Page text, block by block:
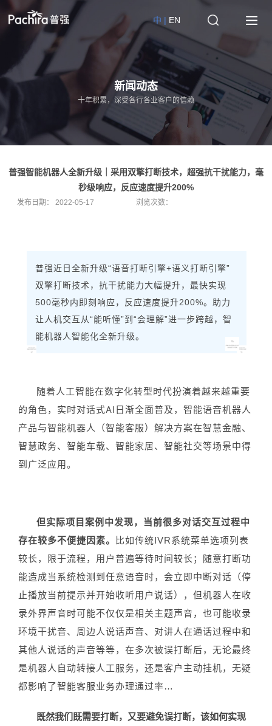
EN
中 |
新闻动态
十年积累，深受各行各业客户的信赖
普强智能机器人全新升级｜采用双擎打断技术，超强抗干扰能力，毫
秒级响应，反应速度提升200%
发布日期： 2022-05-17 浏览次数：
普强近日全新升级“语音打断引擎+语义打断引擎”
双擎打断技术，抗干扰能力大幅提升，最快实现
500毫秒内即刻响应，反应速度提升200%。助力
让人机交互从“能听懂”到“会理解”进一步跨越，智
能机器人智能化全新升级。
随着人工智能在数字化转型时代扮演着越来越重要
的角色，实时对话式AI日渐全面普及，智能语音机器人
产品与智能机器人（智能客服）解决方案在智慧金融、
智慧政务、智能车载、智能家居、智能社交等场景中得
到广泛应用。
但实际项目案例中发现，当前很多对话交互过程中
存在较多不便捷因素。
比如传统IVR系统菜单选项列表
较长，限于流程，用户普遍等待时间较长；随意打断功
能造成当系统检测到任意语音时，会立即中断对话（停
止播放当前提示并开始收听用户说话），但机器人在收
录外界声音时可能不仅仅是相关主题声音，也可能收录
环境干扰音、周边人说话声音、对讲人在通话过程中和
其他人说话的声音等等，在多次被误打断后，无论最终
是机器人自动转接人工服务，还是客户主动挂机，无疑
都影响了智能客服业务办理通过率…
既然我们既需要打断，又要避免误打断，该如何实现